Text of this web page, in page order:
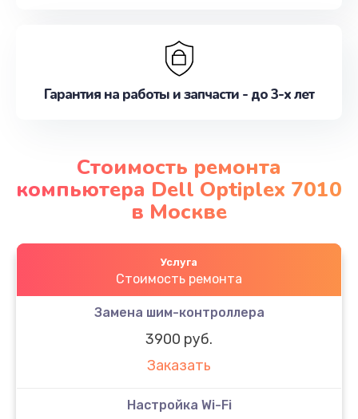
Гарантия на работы и запчасти - до 3-х лет
Стоимость ремонта
компьютера Dell Optiplex 7010
в Москве
Услуга
Стоимость ремонта
Замена шим-контроллера
3900 руб.
Заказать
Настройка Wi-Fi